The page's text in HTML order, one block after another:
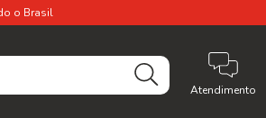
o Brasil
Atendimento